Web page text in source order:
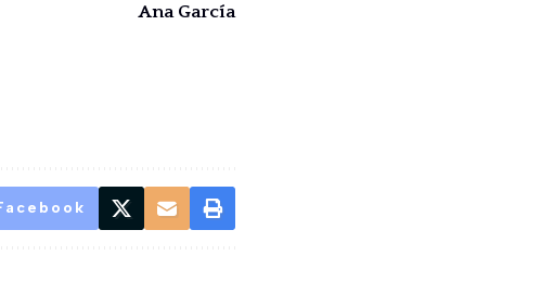
Ana García